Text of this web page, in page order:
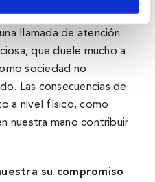
última persona fallecida
llamada de atención
que duele mucho a
sociedad no
Las consecuencias de
a nivel físico, como
nuestra mano contribuir
su compromiso